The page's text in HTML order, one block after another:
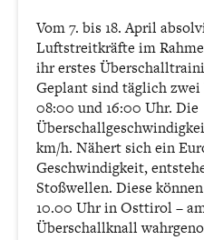
Vom 7. bis 18. April
Luftstreitkräfte im
ihr erstes
Geplant sind täglich
08:00 und 16:00 Uhr. Die
km/h. Nähert sich ein
Geschwindigkeit,
Stoßwellen. Diese
10.00 Uhr in Osttirol –
Überschallknall